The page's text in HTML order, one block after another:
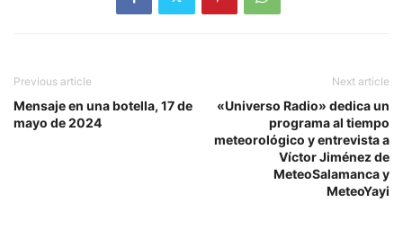
Previous article
Mensaje en una botella, 17 de
mayo de 2024
Next article
«Universo Radio» dedica un
programa al tiempo
meteorológico y entrevista a
Víctor Jiménez de
MeteoSalamanca y
MeteoYayi